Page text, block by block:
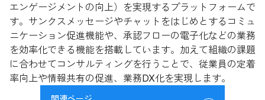
エンゲージメントの向上）を実現するプラットフォームで
す。サンクスメッセージやチャットをはじめとするコミュ
ニケーション促進機能や、承認フローの電子化などの業務
を効率化できる機能を搭載しています。加えて組織の課題
に合わせてコンサルティングを行うことで、従業員の定着
率向上や情報共有の促進、業務DX化を実現します。